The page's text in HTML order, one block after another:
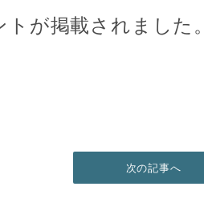
が掲載されました。
次の記事へ